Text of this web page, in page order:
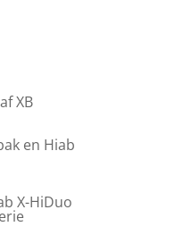
XB
en Hiab
X-HiDuo